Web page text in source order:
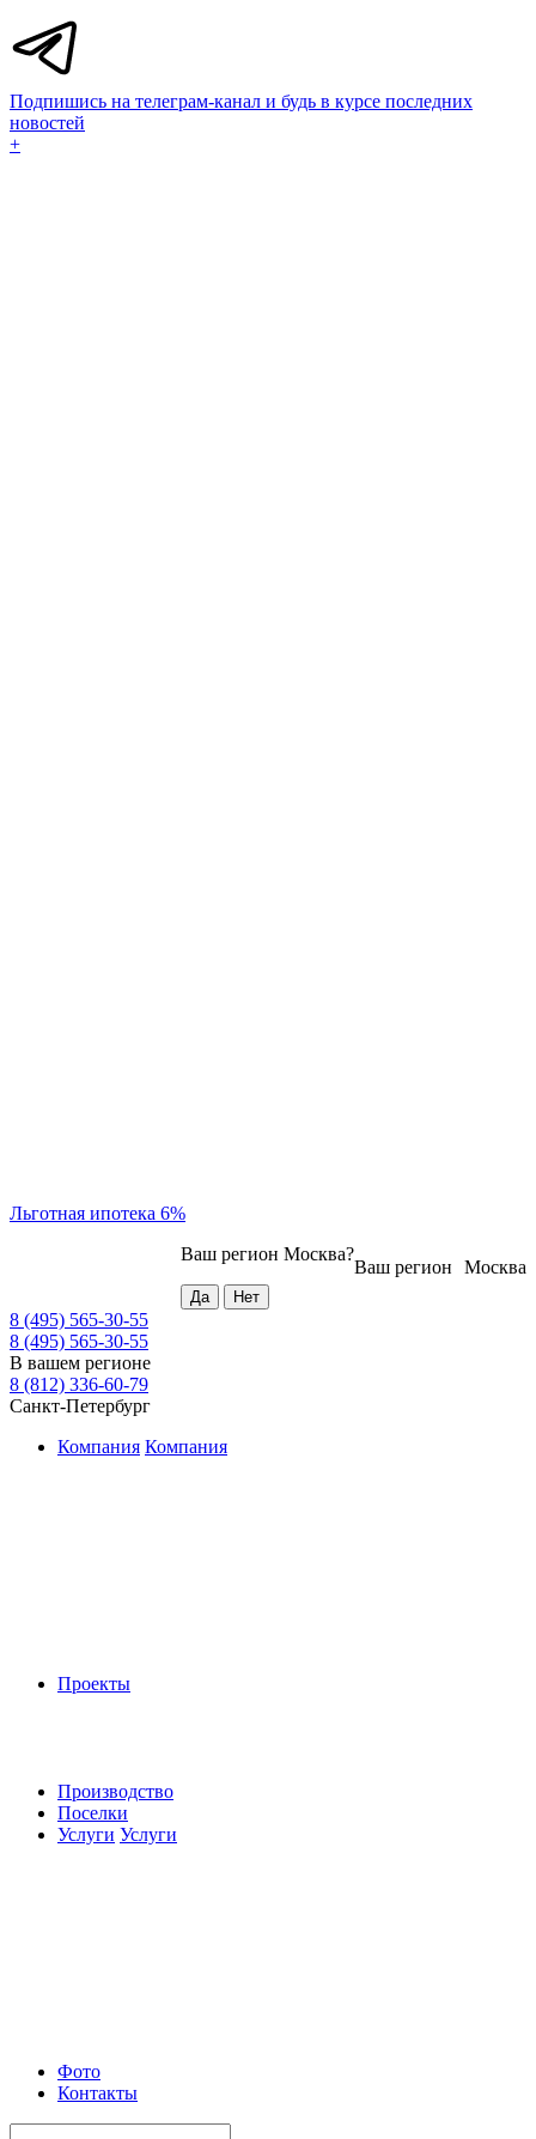
Подпишись на телеграм-канал и будь в курсе последних
новостей
+
Льготная ипотека 6%
Москва
Ваш регион
Ваш регион Москва?
8 (495) 565-30-55
8 (495) 565-30-55
В вашем регионе
8 (812) 336-60-79
Санкт-Петербург
Компания Компания
Проекты
Производство
Поселки
Услуги Услуги
Фото
Контакты